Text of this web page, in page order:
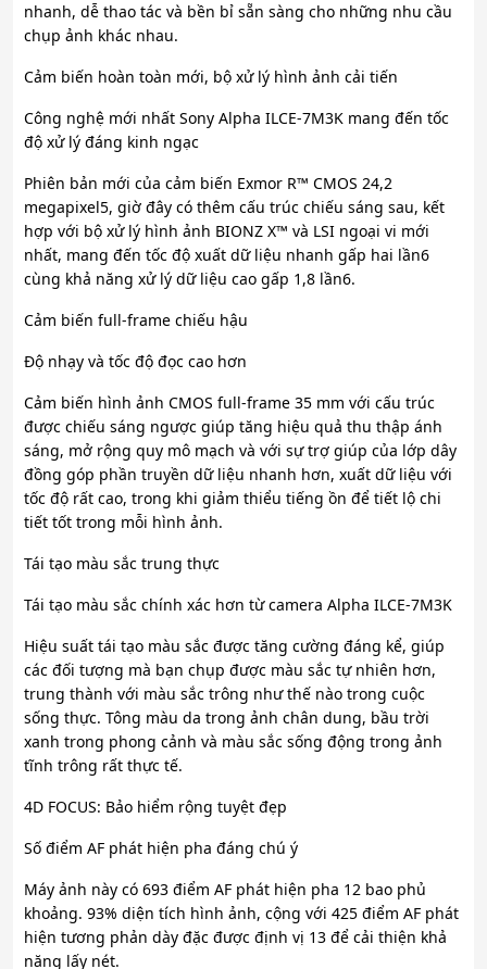
nhanh, dễ thao tác và bền bỉ sẵn sàng cho những nhu cầu
chụp ảnh khác nhau.
Cảm biến hoàn toàn mới, bộ xử lý hình ảnh cải tiến
Công nghệ mới nhất Sony Alpha ILCE-7M3K mang đến tốc
độ xử lý đáng kinh ngạc
Phiên bản mới của cảm biến Exmor R™ CMOS 24,2
megapixel5, giờ đây có thêm cấu trúc chiếu sáng sau, kết
hợp với bộ xử lý hình ảnh BIONZ X™ và LSI ngoại vi mới
nhất, mang đến tốc độ xuất dữ liệu nhanh gấp hai lần6
cùng khả năng xử lý dữ liệu cao gấp 1,8 lần6.
Cảm biến full-frame chiếu hậu
Độ nhạy và tốc độ đọc cao hơn
Cảm biến hình ảnh CMOS full-frame 35 mm với cấu trúc
được chiếu sáng ngược giúp tăng hiệu quả thu thập ánh
sáng, mở rộng quy mô mạch và với sự trợ giúp của lớp dây
đồng góp phần truyền dữ liệu nhanh hơn, xuất dữ liệu với
tốc độ rất cao, trong khi giảm thiểu tiếng ồn để tiết lộ chi
tiết tốt trong mỗi hình ảnh.
Tái tạo màu sắc trung thực
Tái tạo màu sắc chính xác hơn từ camera Alpha ILCE-7M3K
Hiệu suất tái tạo màu sắc được tăng cường đáng kể, giúp
các đối tượng mà bạn chụp được màu sắc tự nhiên hơn,
trung thành với màu sắc trông như thế nào trong cuộc
sống thực. Tông màu da trong ảnh chân dung, bầu trời
xanh trong phong cảnh và màu sắc sống động trong ảnh
tĩnh trông rất thực tế.
4D FOCUS: Bảo hiểm rộng tuyệt đẹp
Số điểm AF phát hiện pha đáng chú ý
Máy ảnh này có 693 điểm AF phát hiện pha 12 bao phủ
khoảng. 93% diện tích hình ảnh, cộng với 425 điểm AF phát
hiện tương phản dày đặc được định vị 13 để cải thiện khả
năng lấy nét.